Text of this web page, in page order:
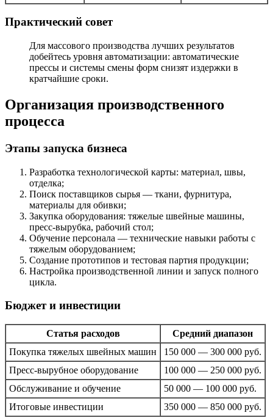
Практический совет
Для массового производства лучших результатов
добейтесь уровня автоматизации: автоматические
прессы и системы смены форм снизят издержки в
кратчайшие сроки.
Организация производственного
процесса
Этапы запуска бизнеса
Разработка технологической карты: материал, швы,
отделка;
Поиск поставщиков сырья — ткани, фурнитура,
материалы для обивки;
Закупка оборудования: тяжелые швейные машины,
пресс-вырубка, рабочий стол;
Обучение персонала — технические навыки работы с
тяжелым оборудованием;
Создание прототипов и тестовая партия продукции;
Настройка производственной линии и запуск полного
цикла.
Бюджет и инвестиции
Статья расходов
Средний диапазон
Покупка тяжелых швейных машин
150 000 — 300 000 руб.
Пресс-вырубное оборудование
100 000 — 250 000 руб.
Обслуживание и обучение
50 000 — 100 000 руб.
Итоговые инвестиции
350 000 — 850 000 руб.